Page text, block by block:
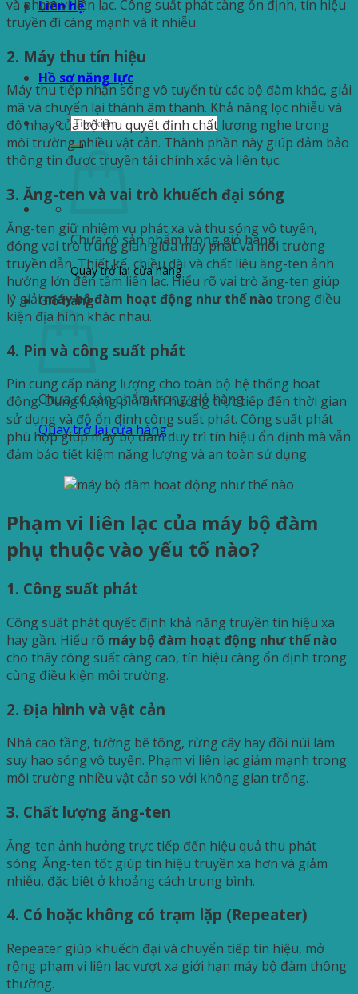
Liên hệ
Hồ sơ năng lực
Tìm
kiếm:
Chưa có sản phẩm trong giỏ hàng.
Quay trở lại cửa hàng
Giỏ hàng
Chưa có sản phẩm trong giỏ hàng.
Quay trở lại cửa hàng
và phạm vi liên lạc. Công suất phát càng ổn định, tín hiệu
truyền đi càng mạnh và ít nhiễu.
2. Máy thu tín hiệu
Máy thu tiếp nhận sóng vô tuyến từ các bộ đàm khác, giải
mã và chuyển lại thành âm thanh. Khả năng lọc nhiễu và
độ nhạy của bộ thu quyết định chất lượng nghe trong
môi trường nhiều vật cản. Thành phần này giúp đảm bảo
thông tin được truyền tải chính xác và liên tục.
3. Ăng-ten và vai trò khuếch đại sóng
Ăng-ten giữ nhiệm vụ phát xạ và thu sóng vô tuyến,
đóng vai trò trung gian giữa máy phát và môi trường
truyền dẫn. Thiết kế, chiều dài và chất liệu ăng-ten ảnh
hưởng lớn đến tầm liên lạc. Hiểu rõ vai trò ăng-ten giúp
lý giảimáy bộ đàm hoạt động như thế nàotrong điều
kiện địa hình khác nhau.
4. Pin và công suất phát
Pin cung cấp năng lượng cho toàn bộ hệ thống hoạt
động. Dung lượng pin ảnh hưởng trực tiếp đến thời gian
sử dụng và độ ổn định công suất phát. Công suất phát
phù hợp giúp máy bộ đàm duy trì tín hiệu ổn định mà vẫn
đảm bảo tiết kiệm năng lượng và an toàn sử dụng.
Phạm vi liên lạc của máy bộ đàm
phụ thuộc vào yếu tố nào?
1. Công suất phát
Công suất phát quyết định khả năng truyền tín hiệu xa
hay gần. Hiểu rõ máy bộ đàm hoạt động như thế nào
cho thấy công suất càng cao, tín hiệu càng ổn định trong
cùng điều kiện môi trường.
2. Địa hình và vật cản
Nhà cao tầng, tường bê tông, rừng cây hay đồi núi làm
suy hao sóng vô tuyến. Phạm vi liên lạc giảm mạnh trong
môi trường nhiều vật cản so với không gian trống.
3. Chất lượng ăng-ten
Ăng-ten ảnh hưởng trực tiếp đến hiệu quả thu phát
sóng. Ăng-ten tốt giúp tín hiệu truyền xa hơn và giảm
nhiễu, đặc biệt ở khoảng cách trung bình.
4. Có hoặc không có trạm lặp (Repeater)
Repeater giúp khuếch đại và chuyển tiếp tín hiệu, mở
rộng phạm vi liên lạc vượt xa giới hạn máy bộ đàm thông
thường.